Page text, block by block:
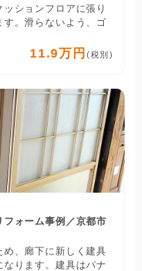
ションフロアに張り
。滑らないよう、ゴ
11.9万円 (税別)
ォーム事例／京都市
、廊下に新しく建具
ります。建具はパナ